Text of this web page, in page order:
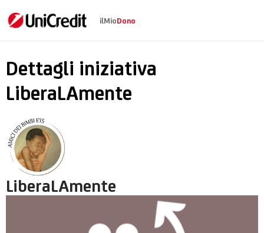
LiberaLAmente
ilMioDono
Dettagli iniziativa
LiberaLAmente
LiberaLAmente